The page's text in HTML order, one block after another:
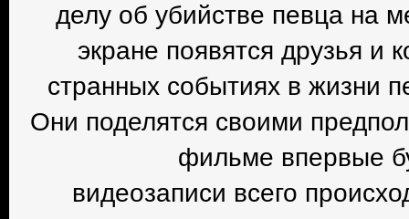
делу об убийстве певца на
экране появятся друзья и
странных событиях в жизни
Они поделятся своими
фильме впервые
видеозаписи всего